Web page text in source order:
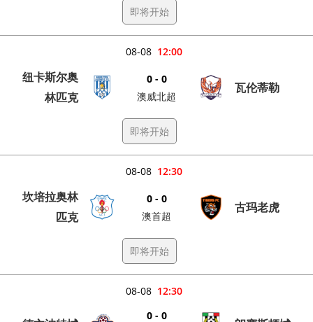
即将开始
12:00
08-08
纽卡斯尔奥
林匹克
0 - 0
澳威北超
瓦伦蒂勒
即将开始
12:30
08-08
坎培拉奥林
匹克
0 - 0
澳首超
古玛老虎
即将开始
12:30
08-08
0 - 0